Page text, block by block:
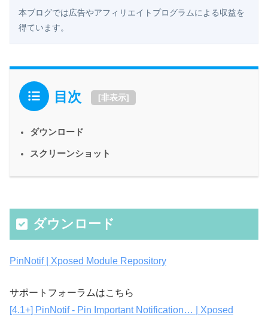
本ブログでは広告やアフィリエイトプログラムによる収益を
得ています。
目次 [非表示]
ダウンロード
スクリーンショット
ダウンロード
PinNotif | Xposed Module Repository
サポートフォーラムはこちら
[4.1+] PinNotif - Pin Important Notification… | Xposed